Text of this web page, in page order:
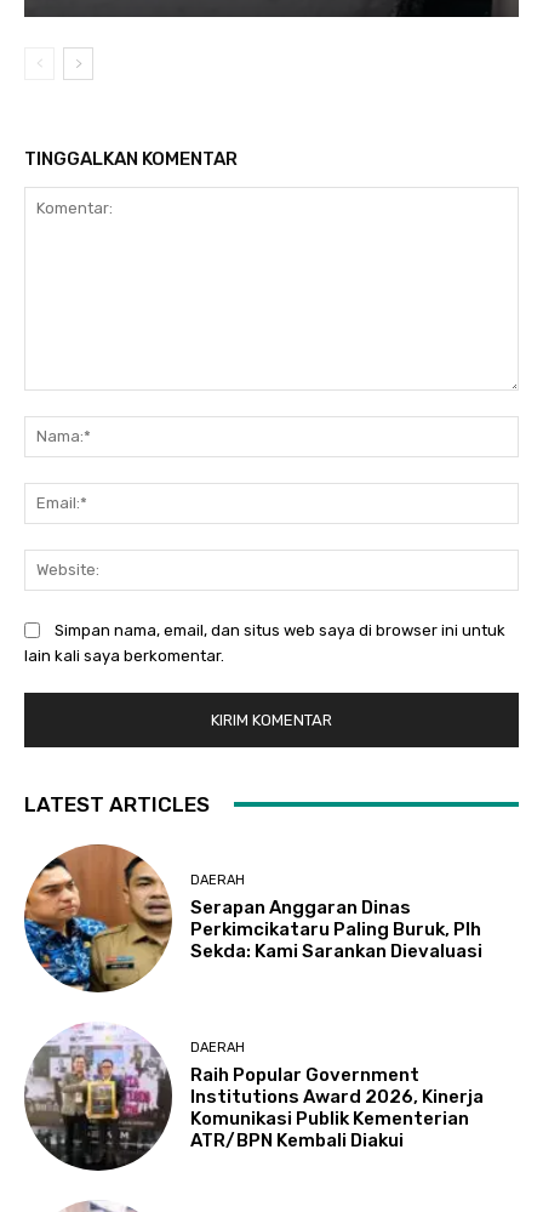
TINGGALKAN KOMENTAR
Simpan nama, email, dan situs web saya di browser ini untuk
lain kali saya berkomentar.
LATEST ARTICLES
DAERAH
Serapan Anggaran Dinas
Perkimcikataru Paling Buruk, Plh
Sekda: Kami Sarankan Dievaluasi
DAERAH
Raih Popular Government
Institutions Award 2026, Kinerja
Komunikasi Publik Kementerian
ATR/BPN Kembali Diakui